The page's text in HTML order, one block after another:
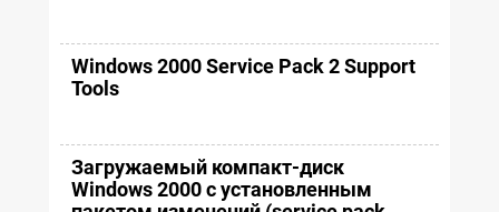
Windows 2000 Service Pack 2 Support
Tools
Загружаемый компакт-диск
Windows 2000 с установленным